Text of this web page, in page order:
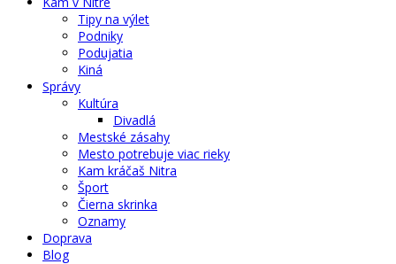
Tipy na výlet
Podniky
Podujatia
Kiná
Správy
Kultúra
Divadlá
Mestské zásahy
Mesto potrebuje viac rieky
Kam kráčaš Nitra
Šport
Čierna skrinka
Oznamy
Doprava
Blog